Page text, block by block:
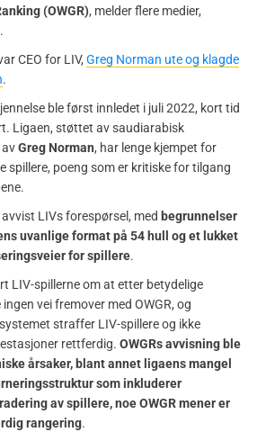
(OWGR), melder flere medier,
.
CEO for LIV, Greg Norman ute og klagde
.
ble først innledet i juli 2022, kort tid
Ligaen, støttet av saudiarabisk
Greg Norman, har lenge kjempet for
spillere, poeng som er kritiske for tilgang
LIVs forespørsel, med begrunnelser
uvanlige format på 54 hull og et lukket
for spillere.
LIV-spillerne om at etter betydelige
vei fremover med OWGR, og
straffer LIV-spillere og ikke
rettferdig. OWGRs avvisning ble
årsaker, blant annet ligaens mangel
som inkluderer
av spillere, noe OWGR mener er
rangering.